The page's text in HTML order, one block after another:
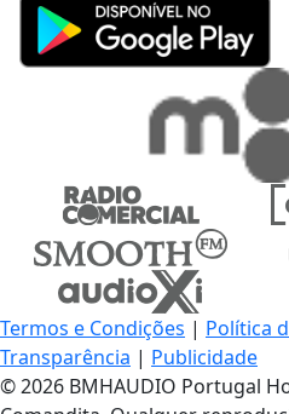
Termos e Condições | Política
Transparência | Publicidade
© 2026 BMHAUDIO Portugal